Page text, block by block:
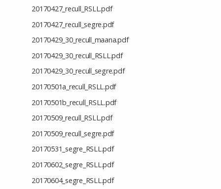
20170427_recull_RSLL.pdf
20170427_recull_segre.pdf
20170429_30_recull_maana.pdf
20170429_30_recull_RSLL.pdf
20170429_30_recull_segre.pdf
20170501a_recull_RSLL.pdf
20170501b_recull_RSLL.pdf
20170509_recull_RSLL.pdf
20170509_recull_segre.pdf
20170531_segre_RSLL.pdf
20170602_segre_RSLL.pdf
20170604_segre_RSLL.pdf